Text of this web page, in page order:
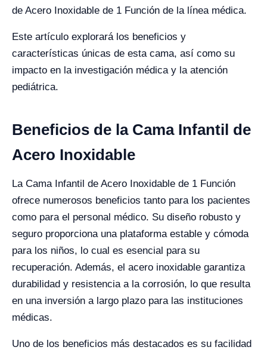
de Acero Inoxidable de 1 Función de la línea médica.
Este artículo explorará los beneficios y
características únicas de esta cama, así como su
impacto en la investigación médica y la atención
pediátrica.
Beneficios de la Cama Infantil de
Acero Inoxidable
La Cama Infantil de Acero Inoxidable de 1 Función
ofrece numerosos beneficios tanto para los pacientes
como para el personal médico. Su diseño robusto y
seguro proporciona una plataforma estable y cómoda
para los niños, lo cual es esencial para su
recuperación. Además, el acero inoxidable garantiza
durabilidad y resistencia a la corrosión, lo que resulta
en una inversión a largo plazo para las instituciones
médicas.
Uno de los beneficios más destacados es su facilidad